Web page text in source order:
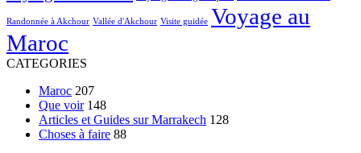
Randonnée à Akchour Vallée d'Akchour Visite guidée Voyage au
Maroc
CATEGORIES
Maroc 207
Que voir 148
Articles et Guides sur Marrakech 128
Choses à faire 88